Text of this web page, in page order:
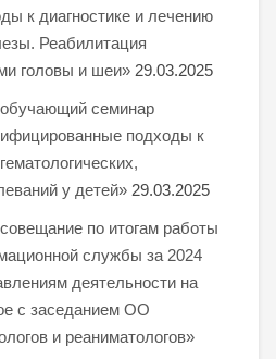
к диагностике и лечению
Реабилитация
головы и шеи» 29.03.2025
семинар
подходы к
у детей» 29.03.2025
по итогам работы
службы за 2024
деятельности на
с заседанием ОО
и реаниматологов»